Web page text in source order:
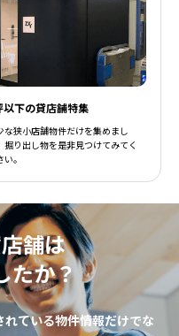
以下の貸店舗特集
な狭小店舗物件だけを集めまし
掘り出し物を是非見つけてみてく
い。
舗は
たか？
ている物件情報だけでな